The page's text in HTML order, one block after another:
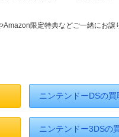
Amazon限定特典などご一緒にお譲
ニンテンドーDSの買
ニンテンドー3DSの